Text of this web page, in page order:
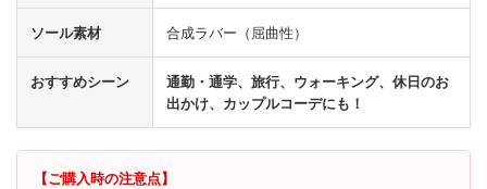
ソール素材 合成ラバー（屈曲性）
おすすめシーン
通勤・通学、旅行、ウォーキング、休日のお
出かけ、カップルコーデにも！
【ご購入時の注意点】